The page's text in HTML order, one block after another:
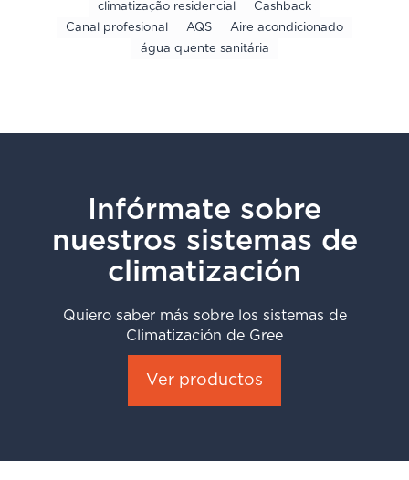
climatização residencial
Cashback
Canal profesional
AQS
Aire acondicionado
água quente sanitária
Infórmate sobre
nuestros sistemas de
climatización
Quiero saber más sobre los sistemas de
Climatización de Gree
Ver productos